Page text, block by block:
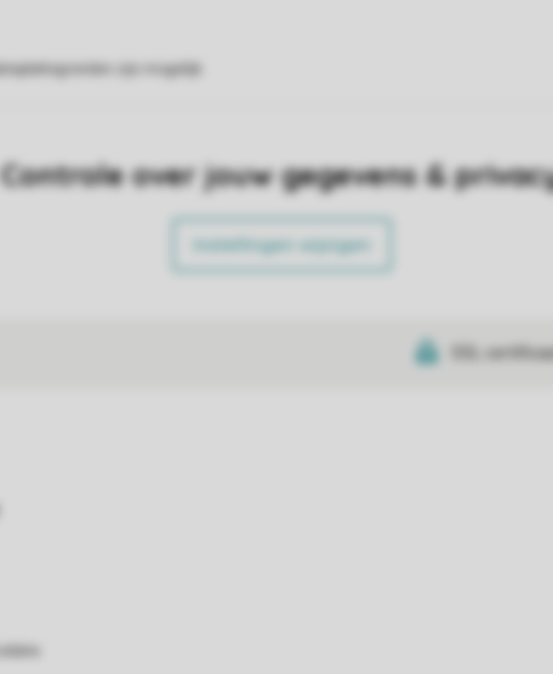
Controle over jouw gegevens &
Instellingen wijzigen
SSL certificaat